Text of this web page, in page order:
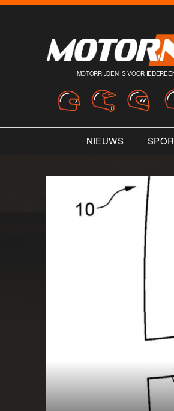
MOTORRIJDEN IS VOOR
NIEUWS